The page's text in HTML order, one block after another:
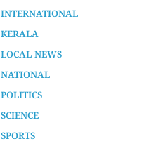
ചരക്കുകപ്പൽ
രക്ഷപ്പെടുത്തിയ
1 year ago
GENERAL
GULF
HYPERLOCAL
INTERNATIONAL
KERALA
LOCAL NEWS
NATIONAL